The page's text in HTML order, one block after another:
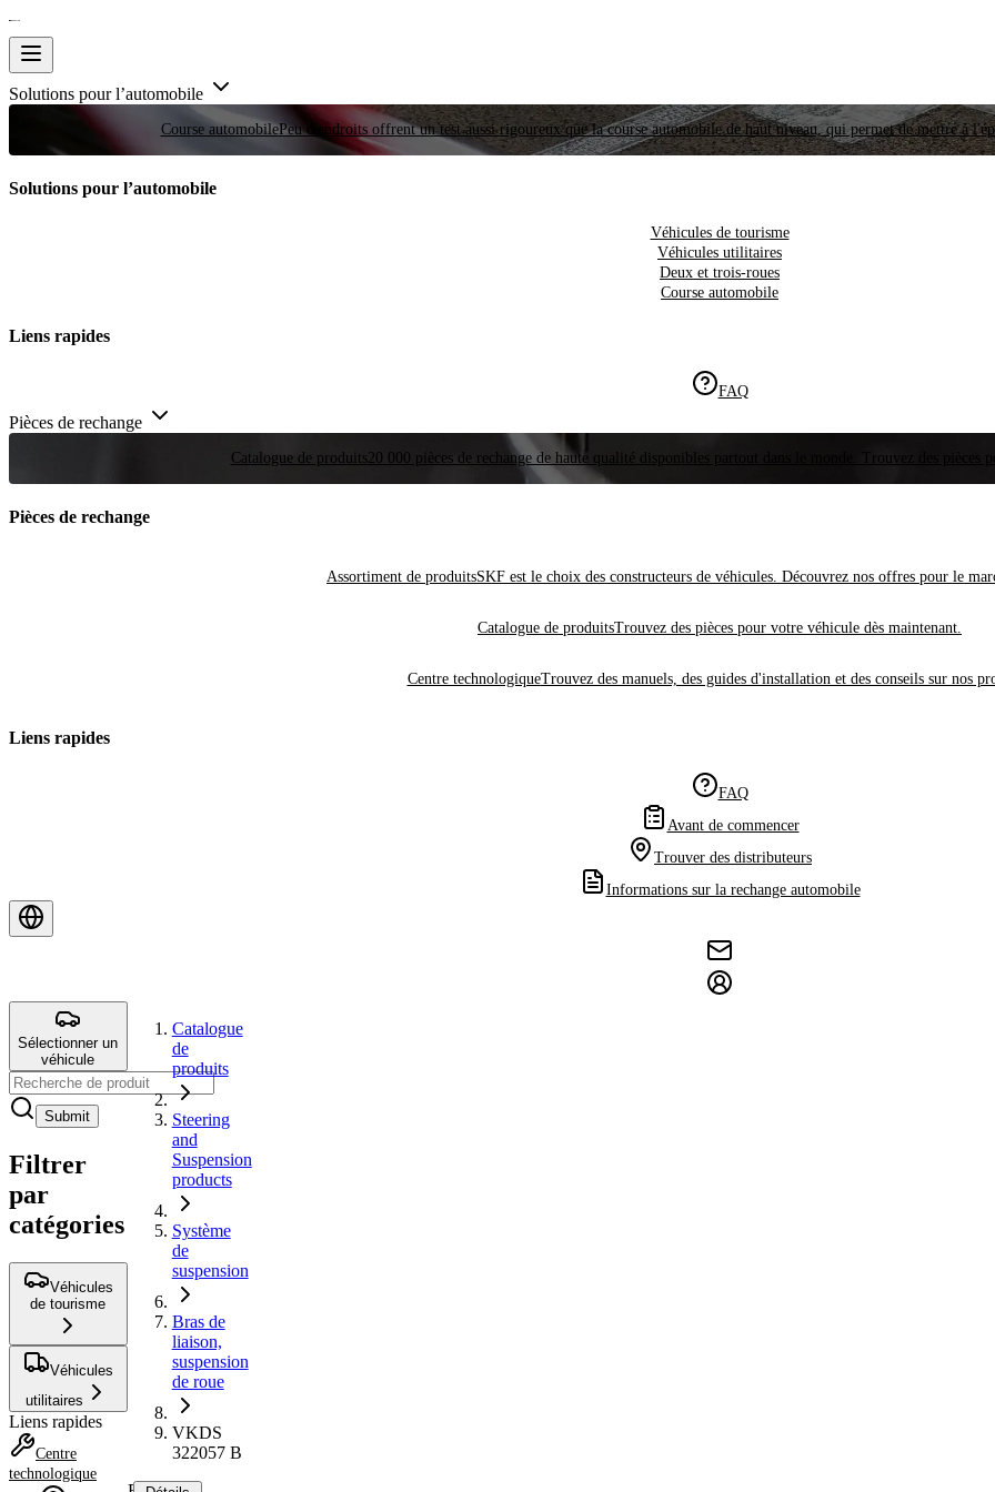
Solutions pour l’automobile
Course automobilePeu d'endroits offrent un test aussi rigoureux que la course automobile de haut niveau, qui permet de mettre à
Solutions pour l’automobile
Véhicules de tourisme
Véhicules utilitaires
Deux et trois-roues
Course automobile
Liens rapides
FAQ
Pièces de rechange
Catalogue de produits20 000 pièces de rechange de haute qualité disponibles partout dans le monde. Trouvez des pièces
Pièces de rechange
Assortiment de produitsSKF est le choix des constructeurs de véhicules. Découvrez nos offres pour le
Catalogue de produitsTrouvez des pièces pour votre véhicule dès maintenant.
Centre technologiqueTrouvez des manuels, des guides d'installation et des conseils sur nos
Liens rapides
FAQ
Avant de commencer
Trouver des distributeurs
Informations sur la rechange automobile
Sélectionner un
véhicule
Submit
Filtrer
par
catégories
Véhicules
de tourisme
Véhicules
utilitaires
Liens rapides
Centre
technologique
Catalogue
de
produits
Steering
and
Suspension
products
Système
de
suspension
Bras de
liaison,
suspension
de roue
VKDS
322057 B